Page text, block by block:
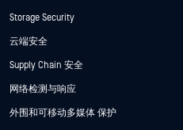
Storage Security
云端安全
Supply Chain 安全
网络检测与响应
外围和可移动多媒体 保护